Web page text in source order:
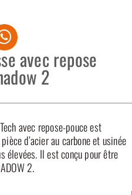
avec repose
2
avec repose-pouce est
d’acier au carbone et usinée
élevées. Il est conçu pour être
2.